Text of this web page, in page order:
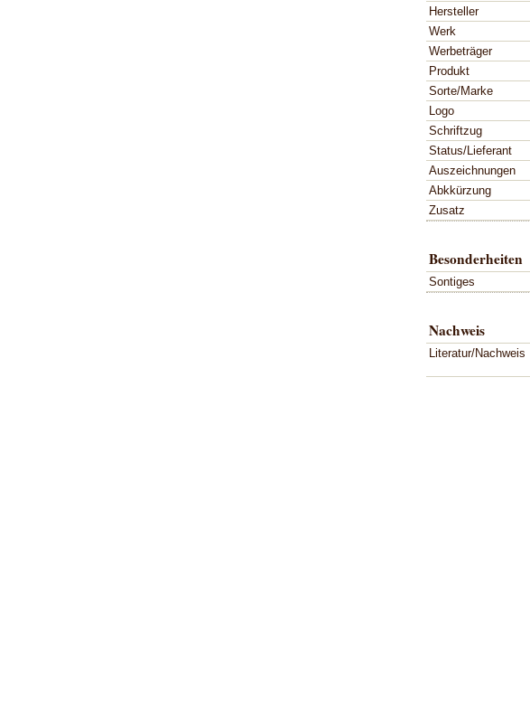
Hersteller
Werk
Werbeträger
Produkt
Sorte/Marke
Logo
Schriftzug
Status/Lieferant
Auszeichnungen
Abkkürzung
Zusatz
Besonderheiten
Sontiges
Nachweis
Literatur/Nachweis